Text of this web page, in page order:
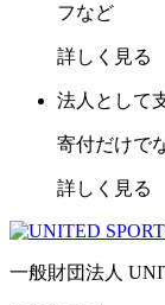
フなど
詳しく見る
法人として
寄付だけで
詳しく見る
一般財団法人